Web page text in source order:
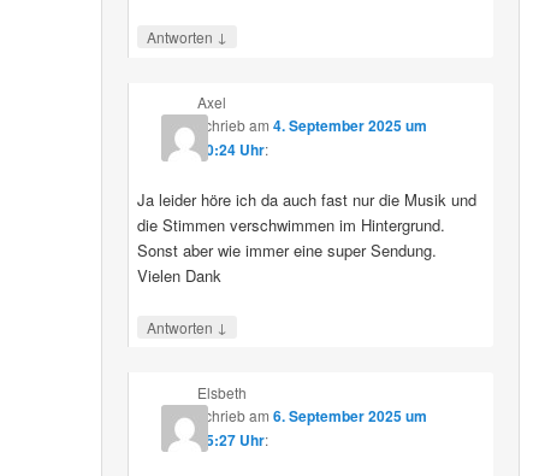
Antworten ↓
Axel
schriebam 4. September 2025 um
10:24 Uhr:
Ja leider höre ich da auch fast nur die Musik und
die Stimmen verschwimmen im Hintergrund.
Sonst aber wie immer eine super Sendung.
Vielen Dank
Antworten ↓
Elsbeth
schriebam 6. September 2025 um
15:27 Uhr: